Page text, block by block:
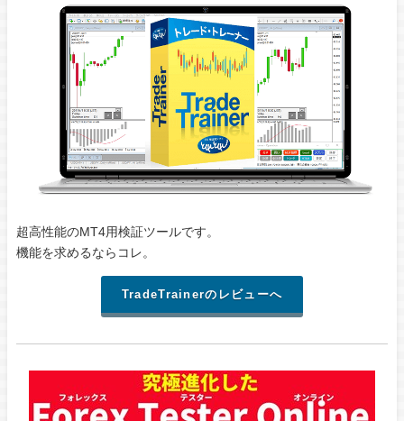
超高性能のMT4用検証ツールです。
機能を求めるならコレ。
TradeTrainerのレビューへ